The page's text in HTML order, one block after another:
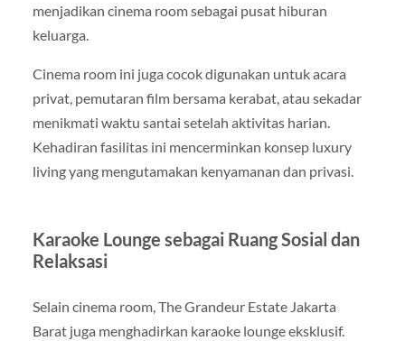
menjadikan cinema room sebagai pusat hiburan
keluarga.
Cinema room ini juga cocok digunakan untuk acara
privat, pemutaran film bersama kerabat, atau sekadar
menikmati waktu santai setelah aktivitas harian.
Kehadiran fasilitas ini mencerminkan konsep luxury
living yang mengutamakan kenyamanan dan privasi.
Karaoke Lounge sebagai Ruang Sosial dan
Relaksasi
Selain cinema room, The Grandeur Estate Jakarta
Barat juga menghadirkan karaoke lounge eksklusif.